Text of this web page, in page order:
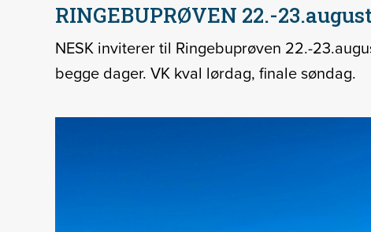
RINGEBUPRØVEN 22.-
NESK inviterer til Ringebuprøven 22.-
begge dager. VK kval lørdag, finale søndag.